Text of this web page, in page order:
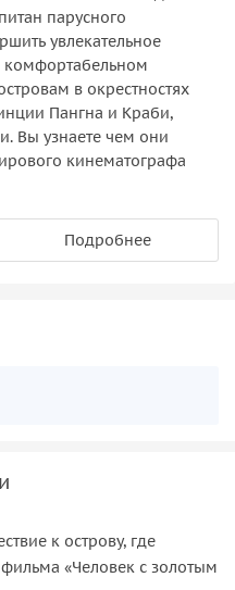
парусного
увлекательное
комфортабельном
в окрестностях
Пангна и Краби,
Вы узнаете чем они
кинематографа
Подробнее
к острову, где
«Человек с золотым